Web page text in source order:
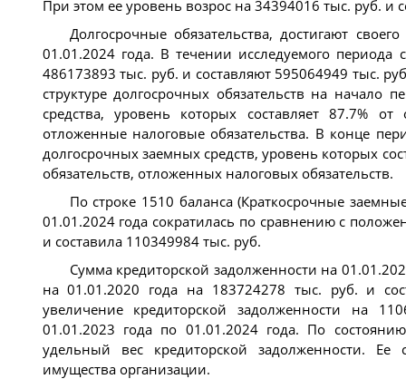
При этом ее уровень возрос на 34394016 тыс. руб. и
Долгосрочные обязательства, достигают
01.01.2024 года. В течении исследуемого
486173893 тыс. руб. и составляют 595064949 тыс.
структуре долгосрочных обязательств на начало
средства, уровень которых составляет 87.7%
отложенные налоговые обязательства. В конце
долгосрочных заемных средств, уровень которых
обязательств, отложенных налоговых обязательств.
По строке 1510 баланса (Краткосрочные
01.01.2024 года сократилась по сравнению с
и составила 110349984 тыс. руб.
Сумма кредиторской задолженности на
на 01.01.2020 года на 183724278 тыс. руб. и
увеличение кредиторской задолженности на
01.01.2023 года по 01.01.2024 года. По
удельный вес кредиторской задолженности. Ее
имущества организации.